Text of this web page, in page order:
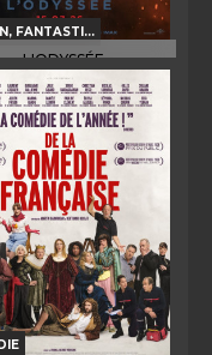
FANTASTI...
L'ODYSSÉE
Horaires et Infos
Bande-annonce
Réservation
VO
VF